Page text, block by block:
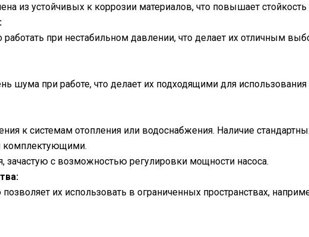
из устойчивых к коррозии материалов, что повышает
при нестабильном давлении, что делает их отличным
шума при работе, что делает их подходящими для
к системам отопления или водоснабжения. Наличие
комплектующими.
с возможностью регулировки мощности насоса.
их использовать в ограниченных пространствах,